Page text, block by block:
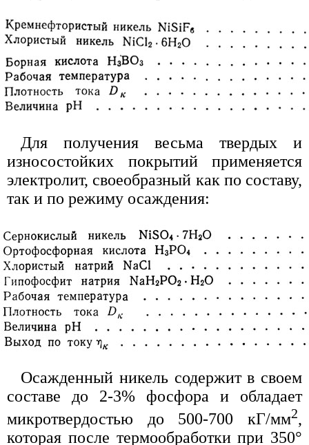
Для получения весьма твердых и
износостойких покрытий применяется
электролит, своеобразный как по составу,
так и по режиму осаждения:
Осажденный никель содержит в своем
составе до 2-3% фосфора и обладает
микротвердостью до 500-700 кГ/мм2,
которая после термообработки при 350°